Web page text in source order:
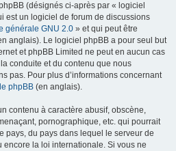
(désignés ci-après par « logiciel
est un logiciel de forum de discussions
générale GNU 2.0 » et qui peut être
anglais). Le logiciel phpBB a pour seul but
et phpBB Limited ne peut en aucun cas
conduite et du contenu que nous
pas. Pour plus d’informations concernant
phpBB (en anglais).
contenu à caractère abusif, obscène,
pornographique, etc. qui pourrait
pays, du pays dans lequel le serveur de
encore la loi internationale. Si vous ne